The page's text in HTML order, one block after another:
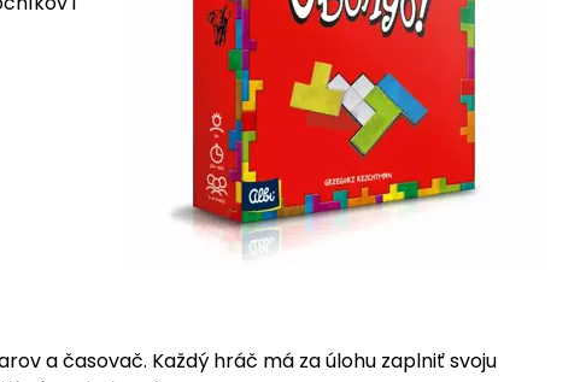
a časovač. Každý hráč má za úlohu zaplniť svoju